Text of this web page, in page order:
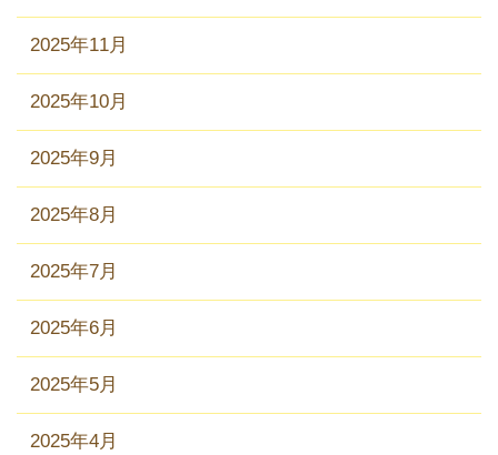
2025年11月
2025年10月
2025年9月
2025年8月
2025年7月
2025年6月
2025年5月
2025年4月